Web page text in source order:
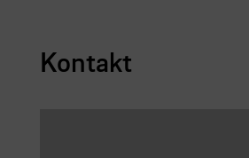
Kontakt